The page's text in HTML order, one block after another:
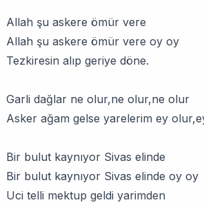
Allah şu askere ömür vere
Allah şu askere ömür vere oy oy
Tezkiresin alıp geriye döne.
Garli dağlar ne olur,ne olur,ne olur
Asker ağam gelse yarelerim ey
Bir bulut kaynıyor Sivas elinde
Bir bulut kaynıyor Sivas elinde oy oy
Uci telli mektup geldi yarimden